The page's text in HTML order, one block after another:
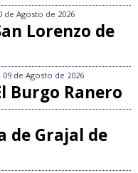
de Agosto de 2026
Lorenzo de
de Agosto de 2026
Burgo Ranero
de Grajal de